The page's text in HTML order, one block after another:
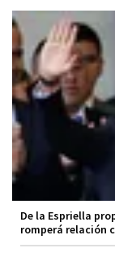
De la Espriella
romperá relación